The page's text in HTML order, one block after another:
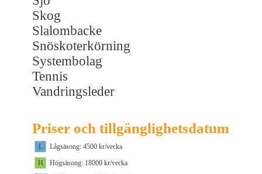
Skog
Slalombacke
Snöskoterkörning
Systembolag
Tennis
Vandringsleder
Priser och tillgänglighetsdatum
L
Lågsäsong: 4500 kr/vecka
H
Högsäsong: 18000 kr/vecka